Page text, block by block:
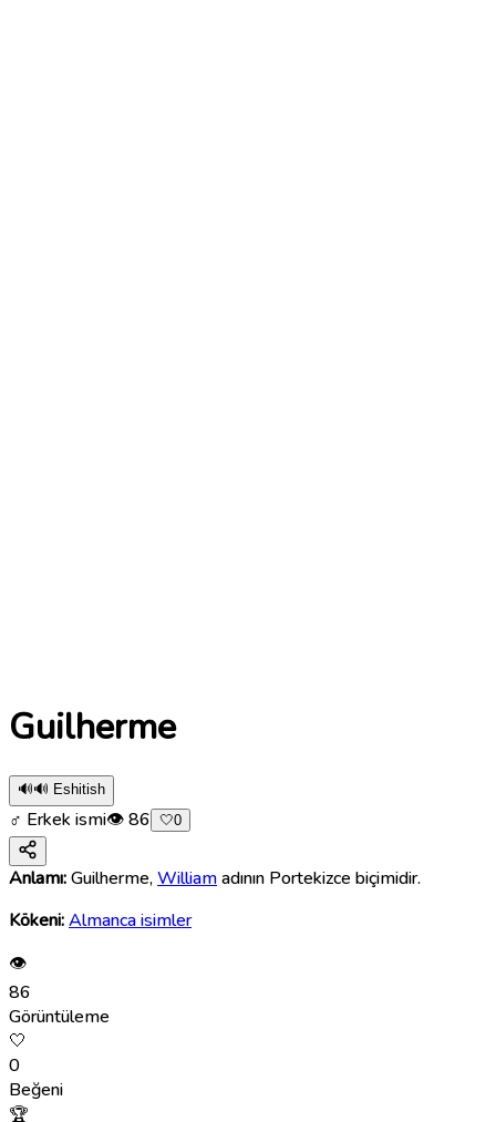
Guilherme
🔊🔊 Eshitish
♂ Erkek ismi👁86 🤍0
Anlamı:Guilherme,Williamadının Portekizce biçimidir.
Kökeni:Almanca isimler
👁
86
Görüntüleme
🤍
0
Beğeni
🏆